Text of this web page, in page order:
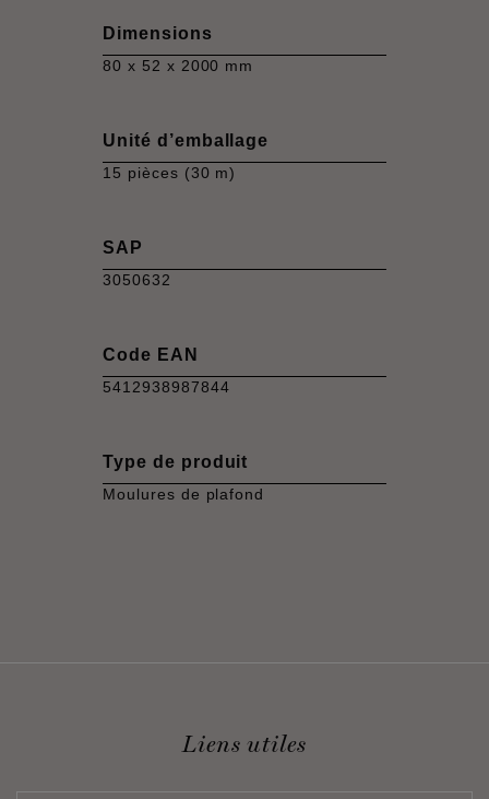
Dimensions
80 x 52 x 2000 mm
Unité d’emballage
15 pièces (30 m)
SAP
3050632
Code EAN
5412938987844
Type de produit
Moulures de plafond
Liens utiles